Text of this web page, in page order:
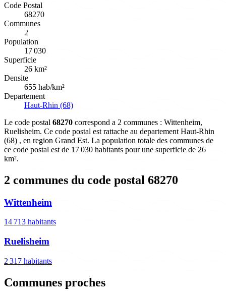
Code Postal
68270
Communes
2
Population
17 030
Superficie
26 km²
Densite
655 hab/km²
Departement
Haut-Rhin (68)
Le code postal 68270 correspond a 2 communes : Wittenheim,
Ruelisheim. Ce code postal est rattache au departement Haut-Rhin
(68) , en region Grand Est. La population totale des communes de
ce code postal est de 17 030 habitants pour une superficie de 26
km².
2 communes du code postal 68270
Wittenheim
14 713 habitants
Ruelisheim
2 317 habitants
Communes proches